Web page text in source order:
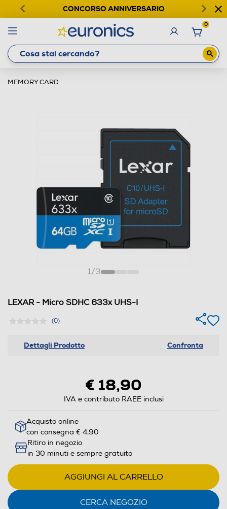
CONCORSO ANNIVERSARIO
0
MEMORY CARD
1/3
LEXAR - Micro SDHC 633x UHS-I
(0)
Dettagli Prodotto Confronta
€ 18,90
IVA e contributo RAEE inclusi
Acquisto online
con consegna € 4,90
Ritiro in negozio
in 30 minuti e sempre gratuito
AGGIUNGI AL CARRELLO
CERCA NEGOZIO